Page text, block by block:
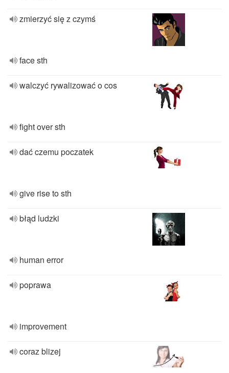
zmierzyć się z czymś
face sth
walczyć rywalizować o cos
fight over sth
dać czemu poczatek
give rise to sth
błąd ludzki
human error
poprawa
improvement
coraz blizej